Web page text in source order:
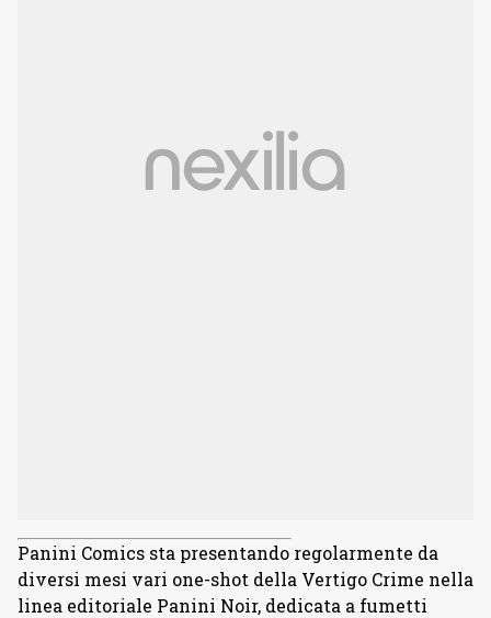
Panini Comics sta presentando regolarmente da
diversi mesi vari one-shot della Vertigo Crime nella
linea editoriale Panini Noir, dedicata a fumetti